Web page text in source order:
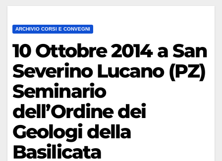
ARCHIVIO CORSI E CONVEGNI
10 Ottobre 2014 a San
Severino Lucano (PZ)
Seminario
dell’Ordine dei
Geologi della
Basilicata